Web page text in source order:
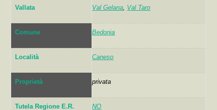
Vallata Val Gelana Val Taro
Comune Bedonia
Località Caneso
Proprietà privata
Tutela Regione E.R. NO